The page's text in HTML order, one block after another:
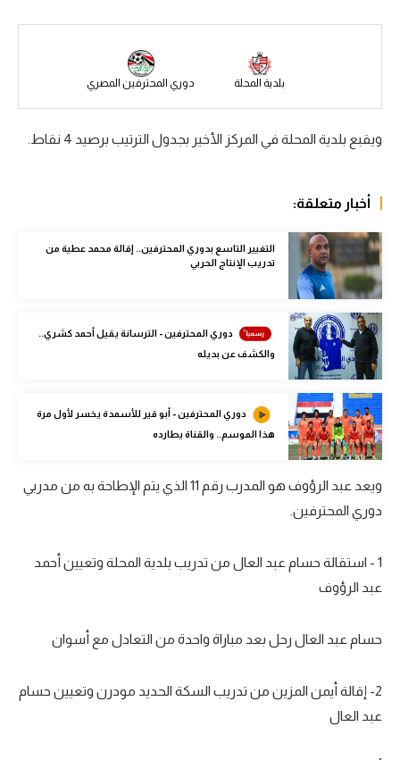
دوري أبطال أوروبا
رياضات أخرى
كرة سلة
كرة يد
كرة طائرة
الوطن العربي
في المونديال
رياضة نسائية
أمريكا
Gamers
تحقيق في الجول
بلدية المحلة دوري المحترفين المصري
ويقبع بلدية المحلة في المركز الأخير بجدول الترتيب برصيد 4 نقاط.
أخبار متعلقة:
التغيير التاسع بدوري المحترفين.. إقالة محمد عطية من
تدريب الإنتاج الحربي
دوري المحترفين - الترسانة يقيل أحمد كشري..
والكشف عن بديله
دوري المحترفين - أبو قير للأسمدة يخسر لأول مرة
هذا الموسم.. والقناة يطارده
ويعد عبد الرؤوف هو المدرب رقم 11 الذي يتم الإطاحة به من مدربي
دوري المحترفين.
1 - استقالة حسام عبد العال من تدريب بلدية المحلة وتعيين أحمد
عبد الرؤوف
حسام عبد العال رحل بعد مباراة واحدة من التعادل مع أسوان
2- إقالة أيمن المزين من تدريب السكة الحديد مودرن وتعيين حسام
عبد العال